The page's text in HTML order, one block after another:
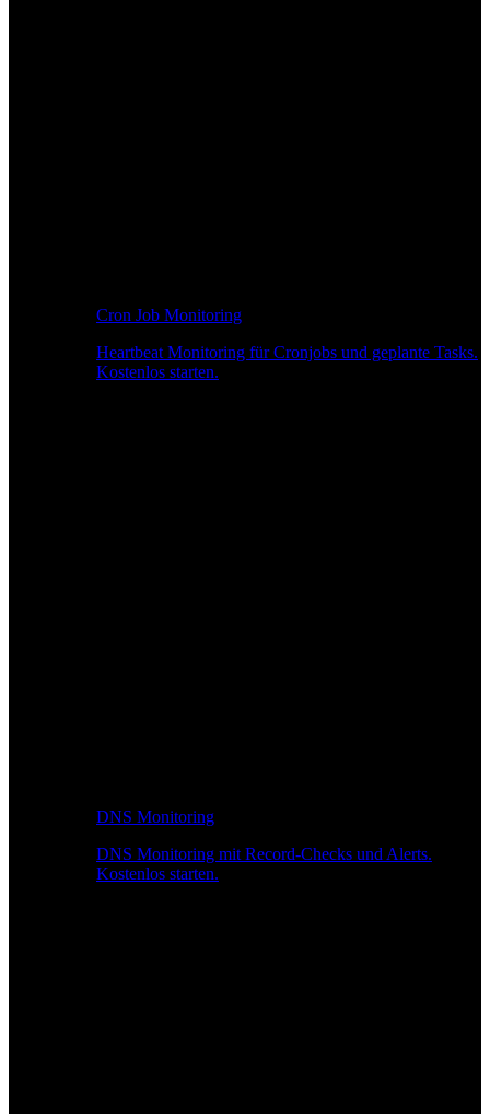
Cron Job Monitoring
Heartbeat Monitoring für Cronjobs und geplante Tasks.
Kostenlos starten.
DNS Monitoring
DNS Monitoring mit Record-Checks und Alerts.
Kostenlos starten.